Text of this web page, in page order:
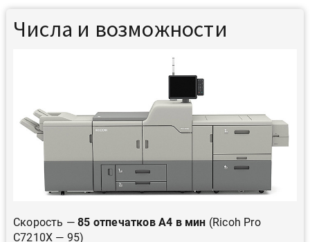
Числа и возможности
Скорость —85 отпечатков А4 в мин (Ricoh Pro
C7210X — 95)